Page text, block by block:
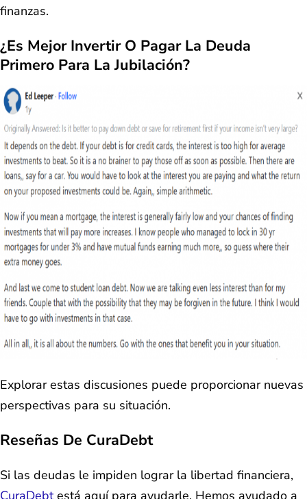
finanzas.
¿Es Mejor Invertir O Pagar La Deuda
Primero Para La Jubilación?
Explorar estas discusiones puede proporcionar nuevas
perspectivas para su situación.
Reseñas De CuraDebt
Si las deudas le impiden lograr la libertad financiera,